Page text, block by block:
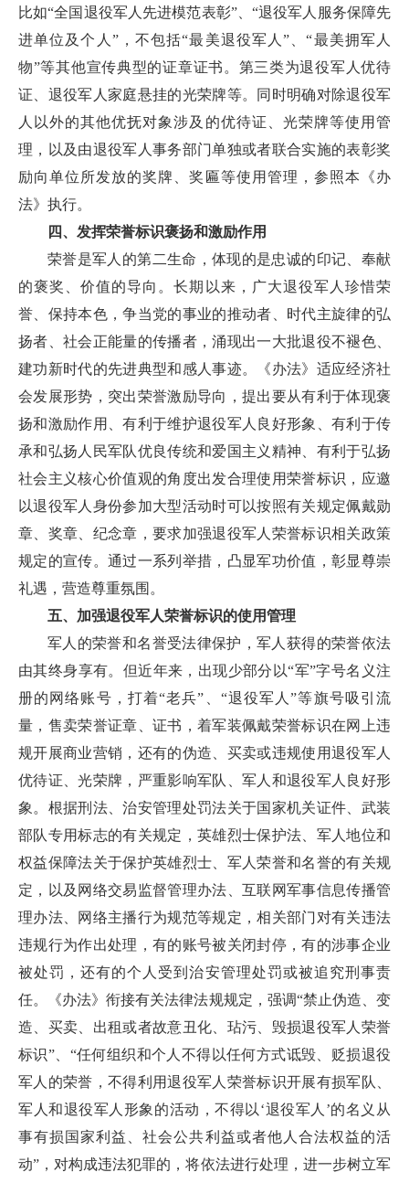
比如“全国退役军人先进模范表彰”、“退役军人服务保障先
进单位及个人”，不包括“最美退役军人”、“最美拥军人
物”等其他宣传典型的证章证书。第三类为退役军人优待
证、退役军人家庭悬挂的光荣牌等。同时明确对除退役军
人以外的其他优抚对象涉及的优待证、光荣牌等使用管
理，以及由退役军人事务部门单独或者联合实施的表彰奖
励向单位所发放的奖牌、奖匾等使用管理，参照本《办
法》执行。
四、发挥荣誉标识褒扬和激励作用
荣誉是军人的第二生命，体现的是忠诚的印记、奉献
的褒奖、价值的导向。长期以来，广大退役军人珍惜荣
誉、保持本色，争当党的事业的推动者、时代主旋律的弘
扬者、社会正能量的传播者，涌现出一大批退役不褪色、
建功新时代的先进典型和感人事迹。《办法》适应经济社
会发展形势，突出荣誉激励导向，提出要从有利于体现褒
扬和激励作用、有利于维护退役军人良好形象、有利于传
承和弘扬人民军队优良传统和爱国主义精神、有利于弘扬
社会主义核心价值观的角度出发合理使用荣誉标识，应邀
以退役军人身份参加大型活动时可以按照有关规定佩戴勋
章、奖章、纪念章，要求加强退役军人荣誉标识相关政策
规定的宣传。通过一系列举措，凸显军功价值，彰显尊崇
礼遇，营造尊重氛围。
五、加强退役军人荣誉标识的使用管理
军人的荣誉和名誉受法律保护，军人获得的荣誉依法
由其终身享有。但近年来，出现少部分以“军”字号名义注
册的网络账号，打着“老兵”、“退役军人”等旗号吸引流
量，售卖荣誉证章、证书，着军装佩戴荣誉标识在网上违
规开展商业营销，还有的伪造、买卖或违规使用退役军人
优待证、光荣牌，严重影响军队、军人和退役军人良好形
象。根据刑法、治安管理处罚法关于国家机关证件、武装
部队专用标志的有关规定，英雄烈士保护法、军人地位和
权益保障法关于保护英雄烈士、军人荣誉和名誉的有关规
定，以及网络交易监督管理办法、互联网军事信息传播管
理办法、网络主播行为规范等规定，相关部门对有关违法
违规行为作出处理，有的账号被关闭封停，有的涉事企业
被处罚，还有的个人受到治安管理处罚或被追究刑事责
任。《办法》衔接有关法律法规规定，强调“禁止伪造、变
造、买卖、出租或者故意丑化、玷污、毁损退役军人荣誉
标识”、“任何组织和个人不得以任何方式诋毁、贬损退役
军人的荣誉，不得利用退役军人荣誉标识开展有损军队、
军人和退役军人形象的活动，不得以‘退役军人’的名义从
事有损国家利益、社会公共利益或者他人合法权益的活
动”，对构成违法犯罪的，将依法进行处理，进一步树立军